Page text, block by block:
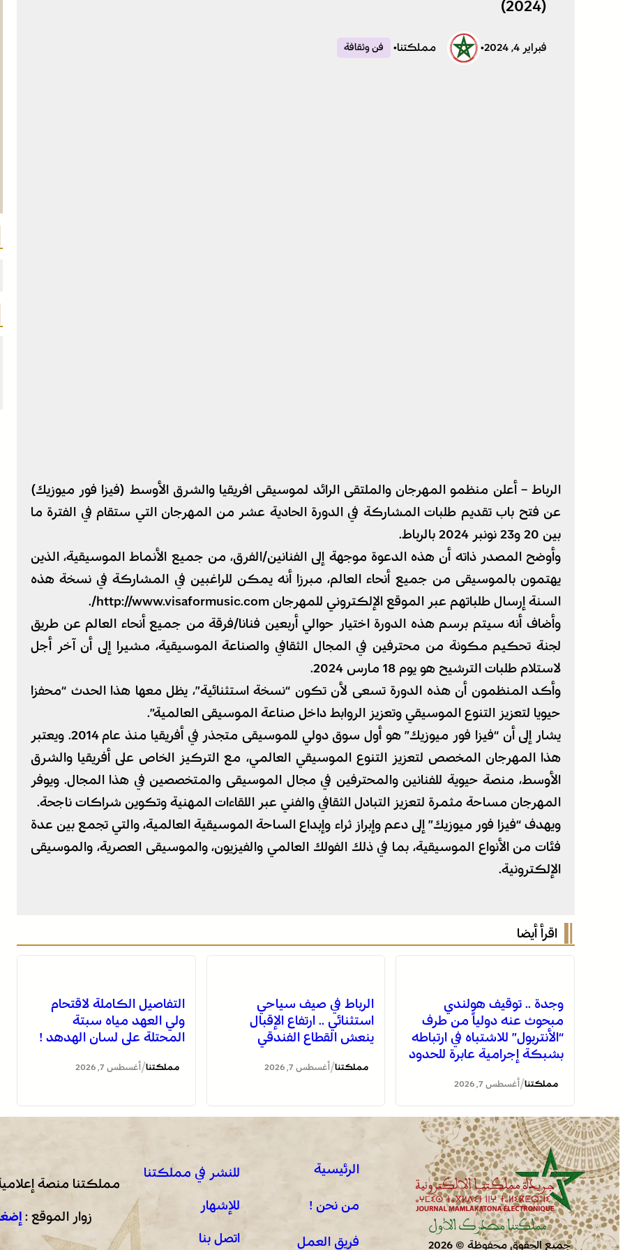
(2024)
فبراير 4, 2024 • مملكتنا• فن وثقافة
الرباط – أعلن منظمو المهرجان والملتقى الرائد لموسيقى افريقيا والشرق الأوسط (فيزا فور ميوزيك)
عن فتح باب تقديم طلبات المشاركة في الدورة الحادية عشر من المهرجان التي ستقام في الفترة ما
بين 20 و23 نونبر 2024 بالرباط.
وأوضح المصدر ذاته أن هذه الدعوة موجهة إلى الفنانين/الفرق، من جميع الأنماط الموسيقية، الذين
يهتمون بالموسيقى من جميع أنحاء العالم، مبرزا أنه يمكن للراغبين في المشاركة في نسخة هذه
السنة إرسال طلباتهم عبر الموقع الإلكتروني للمهرجان http://www.visaformusic.com/.
وأضاف أنه سيتم برسم هذه الدورة اختيار حوالي أربعين فنانا/فرقة من جميع أنحاء العالم عن طريق
لجنة تحكيم مكونة من محترفين في المجال الثقافي والصناعة الموسيقية، مشيرا إلى أن آخر أجل
لاستلام طلبات الترشيح هو يوم 18 مارس 2024.
وأكد المنظمون أن هذه الدورة تسعى لأن تكون “نسخة استثنائية”، يظل معها هذا الحدث “محفزا
حيويا لتعزيز التنوع الموسيقي وتعزيز الروابط داخل صناعة الموسيقى العالمية”.
يشار إلى أن “فيزا فور ميوزيك” هو أول سوق دولي للموسيقى متجذر في أفريقيا منذ عام 2014. ويعتبر
هذا المهرجان المخصص لتعزيز التنوع الموسيقي العالمي، مع التركيز الخاص على أفريقيا والشرق
الأوسط، منصة حيوية للفنانين والمحترفين في مجال الموسيقى والمتخصصين في هذا المجال. ويوفر
المهرجان مساحة مثمرة لتعزيز التبادل الثقافي والفني عبر اللقاءات المهنية وتكوين شراكات ناجحة.
ويهدف “فيزا فور ميوزيك” إلى دعم وإبراز ثراء وإبداع الساحة الموسيقية العالمية، والتي تجمع بين عدة
فئات من الأنواع الموسيقية، بما في ذلك الفولك العالمي والفيزيون، والموسيقى العصرية، والموسيقى
الإلكترونية.
اقرأ أيضا
وجدة .. توقيف هولندي
مبحوث عنه دولياً من طرف
“الأنتربول” للاشتباه في ارتباطه
بشبكة إجرامية عابرة للحدود
مملكتنا/ أغسطس 7, 2026
الرباط في صيف سياحي
استثنائي .. ارتفاع الإقبال
ينعش القطاع الفندقي
مملكتنا/ أغسطس 7, 2026
التفاصيل الكاملة لاقتحام
ولي العهد مياه سبتة
المحتلة على لسان الهدهد !
مملكتنا/ أغسطس 7, 2026
جميع الحقوق محفوظة © 2026
الرئيسية
من نحن !
فريق العمل
للنشر في مملكتنا
للإشهار
اتصل بنا
مملكتنا منصة
زوار الموقع :